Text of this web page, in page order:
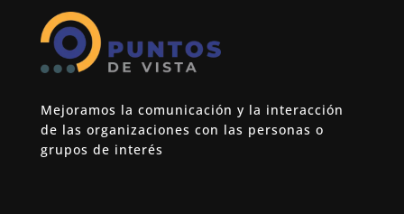
Mejoramos la comunicación y la interacción
de las organizaciones con las personas o
grupos de interés